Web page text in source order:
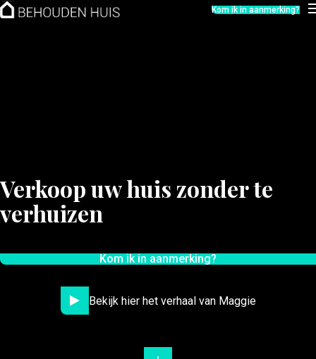
Hoe werkt het?
Kom ik in aanmerking?
Verkoop uw huis zonder te
verhuizen
Kom ik in aanmerking?
Bekijk hier het verhaal van Maggie